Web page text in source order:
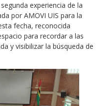
experiencia de la
por AMOVI UIS para la
fecha, reconocida
para recordar a las
y visibilizar la búsqueda de